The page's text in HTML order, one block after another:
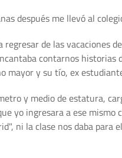
después me llevó al
de las vacaciones
contarnos
mayor y su tío, ex
y medio de estatura,
yo ingresara a ese mismo
ni la clase nos daba